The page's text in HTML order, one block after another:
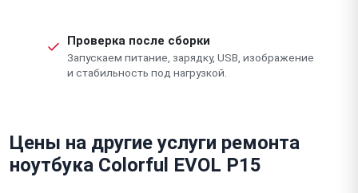
Проверка после сборки
Запускаем питание, зарядку, USB, изображение
и стабильность под нагрузкой.
Цены на другие услуги ремонта
ноутбука Colorful EVOL P15